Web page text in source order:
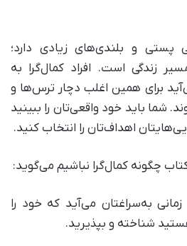
پستی و بلندی‌های زیادی دارد؛
زندگی است. افراد کمال‌گرا به
برای همین اغلب دچار ترس‌ها و
شما باید خود واقعی‌تان را ببینید
اهداف‌تان را انتخاب کنید.
چگونه کمال‌گرا نباشیم می‌گوید:
به‌سراغتان می‌آید که خود را
شناخته و بپذیرید.